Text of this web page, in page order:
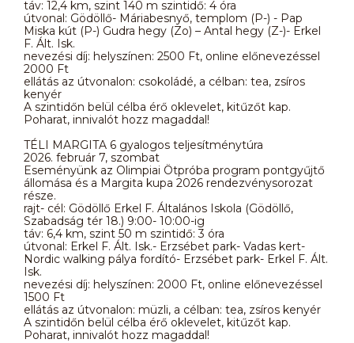
táv: 12,4 km, szint 140 m szintidő: 4 óra
útvonal: Gödöllő- Máriabesnyő, templom (P-) - Pap
Miska kút (P-) Gudra hegy (Zo) – Antal hegy (Z-)- Erkel
F. Ált. Isk.
nevezési díj: helyszínen: 2500 Ft, online előnevezéssel
2000 Ft
ellátás az útvonalon: csokoládé, a célban: tea, zsíros
kenyér
A szintidőn belül célba érő oklevelet, kitűzőt kap.
Poharat, innivalót hozz magaddal!
TÉLI MARGITA 6 gyalogos teljesítménytúra
2026. február 7, szombat
Eseményünk az Olimpiai Ötpróba program pontgyűjtő
állomása és a Margita kupa 2026 rendezvénysorozat
része.
rajt- cél: Gödöllő Erkel F. Általános Iskola (Gödöllő,
Szabadság tér 18.) 9:00- 10:00-ig
táv: 6,4 km, szint 50 m szintidő: 3 óra
útvonal: Erkel F. Ált. Isk.- Erzsébet park- Vadas kert-
Nordic walking pálya fordító- Erzsébet park- Erkel F. Ált.
Isk.
nevezési díj: helyszínen: 2000 Ft, online előnevezéssel
1500 Ft
ellátás az útvonalon: müzli, a célban: tea, zsíros kenyér
A szintidőn belül célba érő oklevelet, kitűzőt kap.
Poharat, innivalót hozz magaddal!